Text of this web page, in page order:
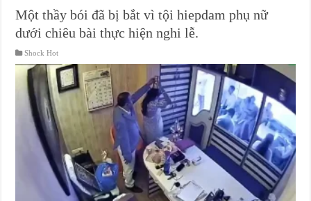
Một thầy bói đã bị bắt vì tội hiepdam phụ nữ
dưới chiêu bài thực hiện nghi lễ.
Shock Hot